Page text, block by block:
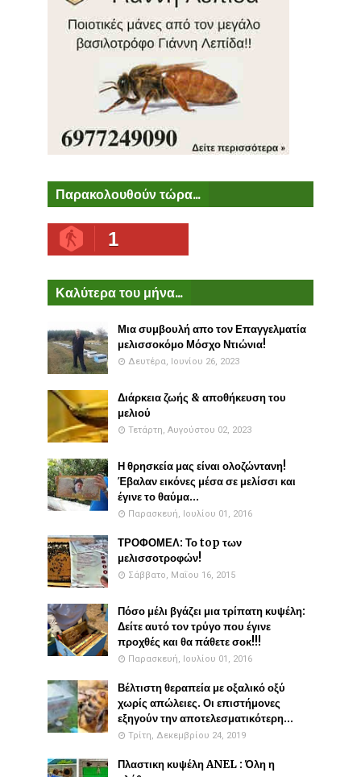
Παρακολουθούν τώρα...
1
Καλύτερα του μήνα...
Μια συμβουλή απο τον Επαγγελματία
μελισσοκόμο Μόσχο Ντιώνια!
Δευτέρα, Ιουνίου 26, 2023
Διάρκεια ζωής & αποθήκευση του
μελιού
Τετάρτη, Αυγούστου 02, 2023
Η θρησκεία μας είναι ολοζώντανη!
Έβαλαν εικόνες μέσα σε μελίσσι και
έγινε το θαύμα...
Παρασκευή, Ιουλίου 01, 2016
ΤΡΟΦΟΜΕΛ: Το top των
μελισσοτροφών!
Σάββατο, Μαΐου 16, 2015
Πόσο μέλι βγάζει μια τρίπατη κυψέλη:
Δείτε αυτό τον τρύγο που έγινε
προχθές και θα πάθετε σοκ!!!
Παρασκευή, Ιουλίου 01, 2016
Βέλτιστη θεραπεία με οξαλικό οξύ
χωρίς απώλειες. Οι επιστήμονες
εξηγούν την αποτελεσματικότερη...
Τρίτη, Δεκεμβρίου 24, 2019
Πλαστικη κυψέλη ANEL : Όλη η